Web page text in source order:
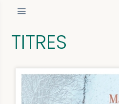
TITRES